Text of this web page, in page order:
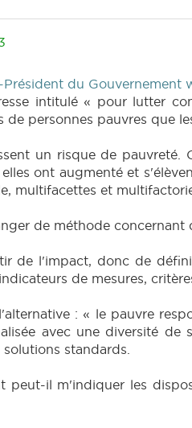
du Gouvernement
intitulé « pour lutter
personnes pauvres que
un risque de
ont augmenté et
multifacettes et
de méthode concernant
de l'impact, donc de
de mesures,
: « le pauvre
avec une diversité
standards.
peut-il m'indiquer les